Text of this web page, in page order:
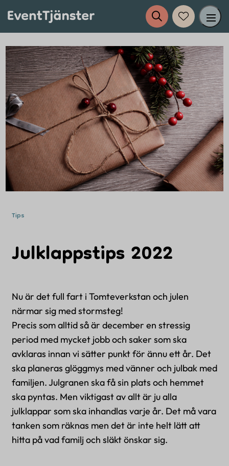
Tjänster
Evenemang
Eventplanering
Anslut dig till EventTjänster
Om oss
FAQ
Logga in
Kontakta oss
info@eventtjanster.se
Adress
Sverige
Tips
Julklappstips 2022
Nu är det full fart i Tomteverkstan och julen
närmar sig med stormsteg!
Precis som alltid så är december en stressig
period med mycket jobb och saker som ska
avklaras innan vi sätter punkt för ännu ett år. Det
ska planeras glöggmys med vänner och julbak med
familjen. Julgranen ska få sin plats och hemmet
ska pyntas. Men viktigast av allt är ju alla
julklappar som ska inhandlas varje år. Det må vara
tanken som räknas men det är inte helt lätt att
hitta på vad familj och släkt önskar sig.